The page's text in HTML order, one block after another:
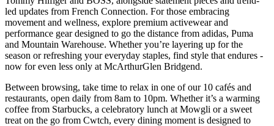
led updates from French Connection. For those embracing
movement and wellness, explore premium activewear and
performance gear designed to go the distance from adidas, Puma
and Mountain Warehouse. Whether you’re layering up for the
season or refreshing your everyday staples, find style that endures -
now for even less only at McArthurGlen Bridgend.
Between browsing, take time to relax in one of our 10 cafés and
restaurants, open daily from 8am to 10pm. Whether it’s a warming
coffee from Starbucks, a celebratory lunch at Mowgli or a sweet
treat on the go from Cwtch, every dining moment is designed to